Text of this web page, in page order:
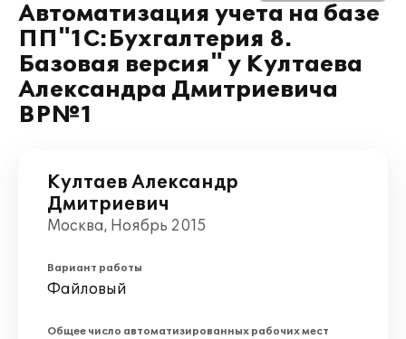
Автоматизация учета на базе
ПП"1С:Бухгалтерия 8.
Базовая версия" у Култаева
Александра Дмитриевича
ВР№1
Култаев Александр
Дмитриевич
Москва, Ноябрь 2015
Вариант работы
Файловый
Общее число автоматизированных рабочих мест